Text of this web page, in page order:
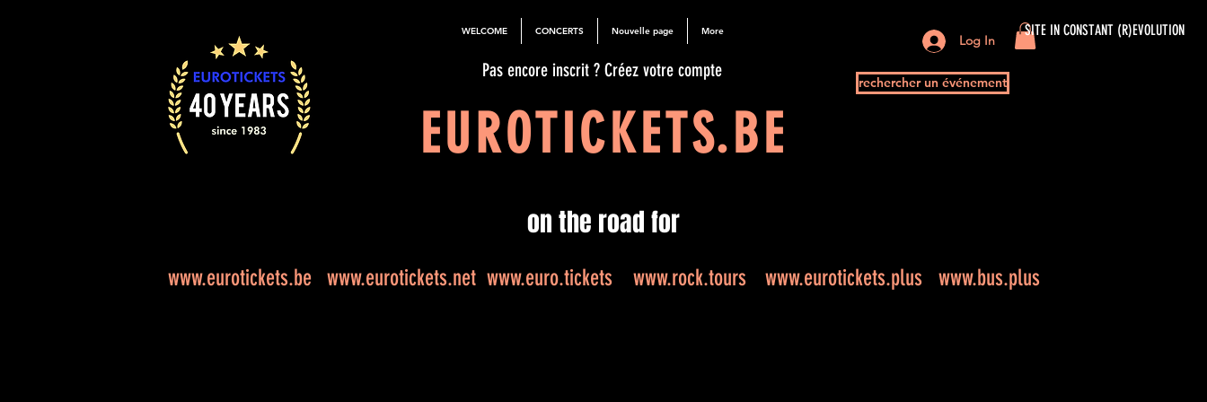
WELCOME CONCERTS Nouvelle page More SITE IN CONSTANT (R)EVOLUTION
Pas encore inscrit ? Créez votre compte
EUROTICKETS.BE
Log In
rechercher un événement
on the road for
www.eurotickets.be www.eurotickets.net www.euro.tickets www.rock.tours www.eurotickets.plus www.bus.plus